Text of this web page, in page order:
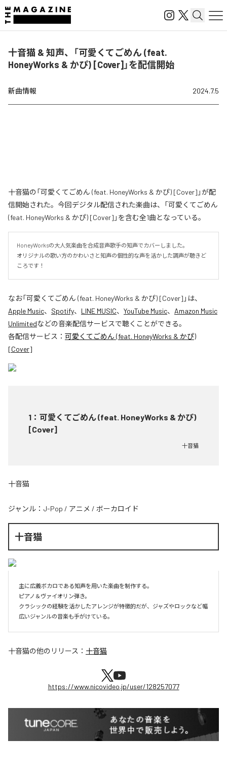
十音猫 & 知声、「可愛くてごめん (feat.
HoneyWorks & かぴ) [Cover]」を配信開始
新曲情報 2024.7.5
十音猫の「可愛くてごめん (feat. HoneyWorks & かぴ) [Cover]」が配
信開始された。今回デジタル配信された楽曲は、「可愛くてごめん
(feat. HoneyWorks & かぴ) [Cover]」を含む全1曲となっている。
HoneyWorksの大人気楽曲を合成音声歌手の知声でカバーしました。
オリジナルの歌い方のかわいさと知声の個性的な声を活かした調声が聴きど
ころです！
なお「可愛くてごめん (feat. HoneyWorks & かぴ) [Cover] 」は、
Apple Music、 Spotify、 LINE MUSIC、 YouTube Music、 Amazon Music
Unlimitedなどの音楽配信サービスで聴くことができる。
各配信サービス： 可愛くてごめん (feat. HoneyWorks & かぴ)
[Cover]
1 ： 可愛くてごめん (feat. HoneyWorks & かぴ)
[Cover]
十音猫
十音猫
ジャンル： J-Pop / アニメ / ボーカロイド
十音猫
主に広義ボカロである知声を用いた楽曲を制作する。
ピアノ＆ヴァイオリン弾き。
クラシックの経験を活かしたアレンジが特徴的だが、ジャズやロックなど幅
十音猫の他のリリース： 十音猫
https://www.nicovideo.jp/user/128257077